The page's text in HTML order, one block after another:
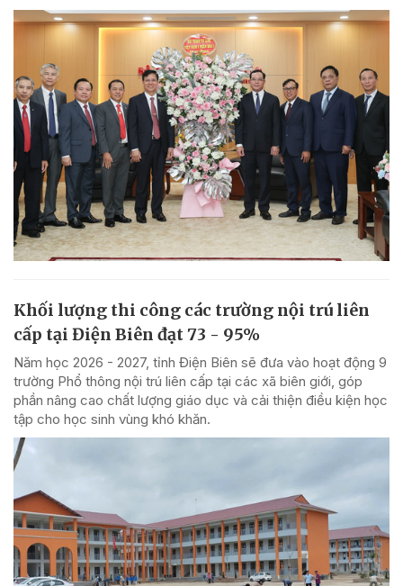
Khối lượng thi công các trường nội trú liên
cấp tại Điện Biên đạt 73 - 95%
Năm học 2026 - 2027, tỉnh Điện Biên sẽ đưa vào hoạt động 9
trường Phổ thông nội trú liên cấp tại các xã biên giới, góp
phần nâng cao chất lượng giáo dục và cải thiện điều kiện học
tập cho học sinh vùng khó khăn.